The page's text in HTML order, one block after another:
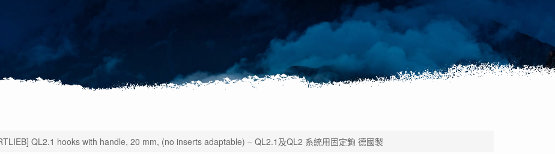
QL2.1 hooks with handle, 20 mm, (no inserts adaptable) – QL2.1及QL2 系統用固定鉤 德國製